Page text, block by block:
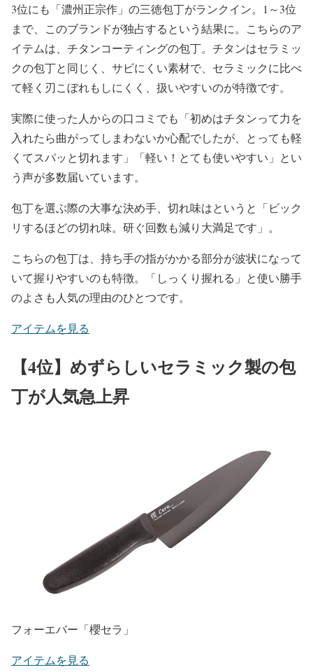
3位にも「濃州正宗作」の三徳包丁がランクイン。1～3位
まで、このブランドが独占するという結果に。こちらのア
イテムは、チタンコーティングの包丁。チタンはセラミッ
クの包丁と同じく、サビにくい素材で、セラミックに比べ
て軽く刃こぼれもしにくく、扱いやすいのが特徴です。
実際に使った人からの口コミでも「初めはチタンって力を
入れたら曲がってしまわないか心配でしたが、とっても軽
くてスパッと切れます」「軽い！とても使いやすい」とい
う声が多数届いています。
包丁を選ぶ際の大事な決め手、切れ味はというと「ビック
リするほどの切れ味。研ぐ回数も減り大満足です」。
こちらの包丁は、持ち手の指がかかる部分が波状になって
いて握りやすいのも特徴。「しっくり握れる」と使い勝手
のよさも人気の理由のひとつです。
アイテムを見る
【4位】めずらしいセラミック製の包
丁が人気急上昇
フォーエバー「櫻セラ」
アイテムを見る